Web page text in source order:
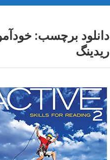
دانلود برچسب:
ریدینگ